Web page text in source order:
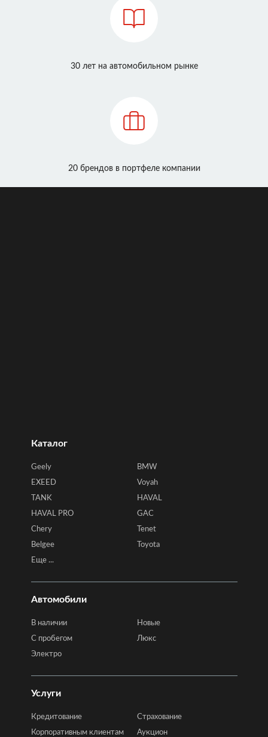
30 лет на автомобильном рынке
20 брендов в портфеле компании
Каталог
Geely
BMW
EXEED
Voyah
TANK
HAVAL
HAVAL PRO
GAC
Chery
Tenet
Belgee
Toyota
Еще ...
Автомобили
В наличии
Новые
C пробегом
Люкс
Электро
Услуги
Кредитование
Страхование
Корпоративным клиентам
Аукцион